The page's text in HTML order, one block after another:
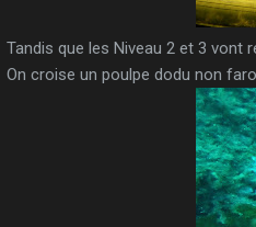
Tandis que les Niveau 2 et 3 vont
On croise un poulpe dodu non